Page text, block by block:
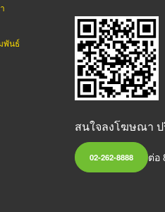
พันธ์
สนใจลงโฆษณา
02-262-8888 ต่อ